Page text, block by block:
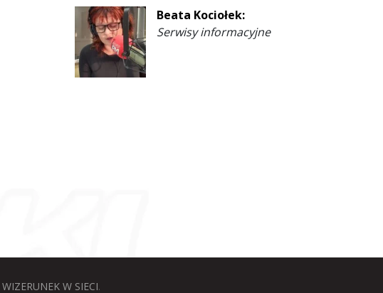
Beata Kociołek:
Serwisy informacyjne
WIZERUNEK W SIECI.